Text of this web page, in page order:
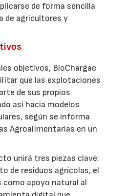
de forma sencilla
de agricultores y
objetivos, BioChargae
que las explotaciones
de sus propios
así hacia modelos
según se informa
Agroalimentarias en un
unirá tres piezas clave:
de residuos agrícolas, el
como apoyo natural al